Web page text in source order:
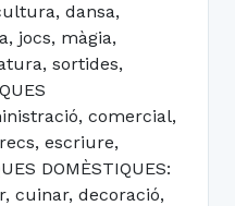
dansa,
jocs, màgia,
sortides,
comercial,
escriure,
DOMÈSTIQUES:
cuinar, decoració,